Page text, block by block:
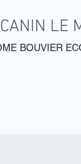
LE
BOUVIER